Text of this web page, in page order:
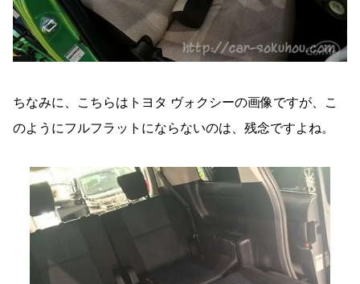
ちなみに、こちらはトヨタ ヴォクシーの画像ですが、こ
のようにフルフラットにならないのは、残念ですよね。